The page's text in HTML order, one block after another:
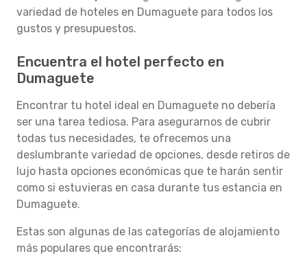
variedad de hoteles en Dumaguete para todos los
gustos y presupuestos.
Encuentra el hotel perfecto en
Dumaguete
Encontrar tu hotel ideal en Dumaguete no debería
ser una tarea tediosa. Para asegurarnos de cubrir
todas tus necesidades, te ofrecemos una
deslumbrante variedad de opciones, desde retiros de
lujo hasta opciones económicas que te harán sentir
como si estuvieras en casa durante tus estancia en
Dumaguete.
Estas son algunas de las categorías de alojamiento
más populares que encontrarás: